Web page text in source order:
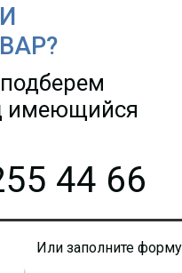
имеющийся
44 66
Или заполните форму